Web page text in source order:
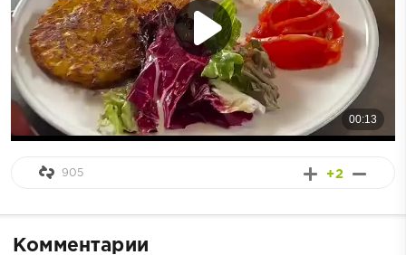
+2
905
Комментарии